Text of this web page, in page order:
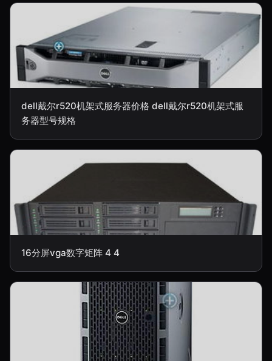
dell戴尔r520机架式服务器价格 dell戴尔r520机架式服
务器型号规格
16分屏vga数字矩阵 4 4